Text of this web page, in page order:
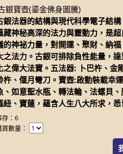
銀寶壺(鎏金佛身圖騰)
銀法器的結構與現代科學電子結
藏神秘高深的法力與靈動力，是
的神祕力量，對開運、聚財、納
之法力。古銀可排除負性能量，
之偉大法寶。五法器: 卜巴杵、金
杵、偃月彎刀。寶壺:啟動裝載幸
、如意聖水瓶、轉法輪、法螺貝
紐、寶蓮，蘊含人生八大所求，悉
存：6
買數量：